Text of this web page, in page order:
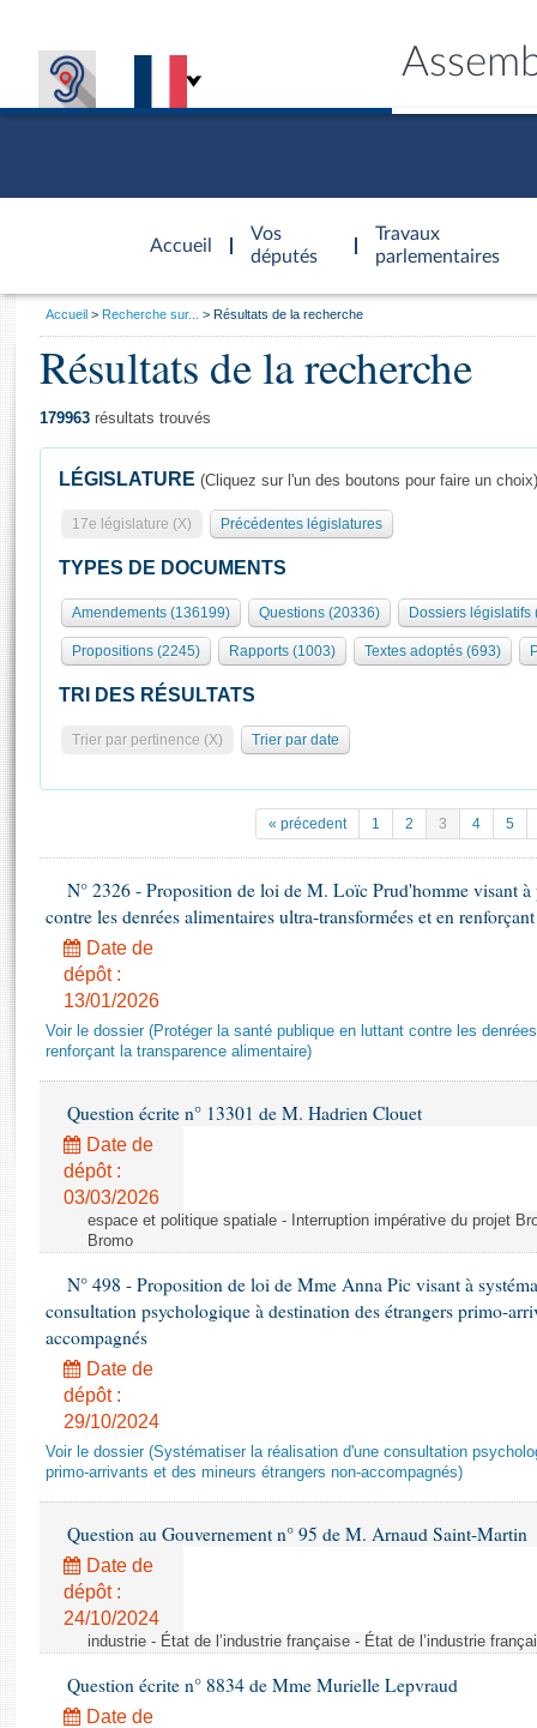
Accueil
d'accueil
Vos
députés
Travaux
parlementaires
Présidence
577 députés
Groupes politiques
Séance publique
Commissions et autres organes
Europe et International
Pétitions
Projets de loi
Propositions de loi
Amendements
Textes adoptés
Rapports d'information
Rapports d'enquête
Rapports législatifs
Rapports sur l'application des lois
Baromètre de l’application des lois
Dossiers législatifs
Questions écrites et orales
Comptes rendus des débats
Général
Rôle et pouvoirs de l'Assemblée
Organisation de l'Assemblée
Présidence Conférence des Présidents Bureau Collège des
Statistiques et chiffres clés
Documents de référence
( Constitution | Règlement de l'Assemblée ... )
Juniors
Anciennes législatures
Liens vers les sites publics
Visiter l'Assemblée
Visite virtuelle du palais Bourbon
Assister à une séance
Contacts et plan d'accès
Photos libres de droit
Vous
Accueil Recherche sur... Résultats de la recherche
Résultats de la recherche
179963 résultats trouvés
LÉGISLATURE (Cliquez sur l'un des boutons pour faire un choix)
17e législature (X) Précédentes législatures
TYPES DE DOCUMENTS
Amendements (136199) Questions (20336) Dossiers législatifs
Propositions (2245) Rapports (1003) Textes adoptés (693)
TRI DES RÉSULTATS
Trier par pertinence (X) Trier par date
« précedent 1 2 3 4 5
N° 2326 - Proposition de loi de M. Loïc Prud'homme visant
contre les denrées alimentaires ultra-transformées et en
Date de
dépôt :
13/01/2026
Voir le dossier (Protéger la santé publique en luttant contre les
renforçant la transparence alimentaire)
Question écrite n° 13301 de M. Hadrien Clouet
Date de
dépôt :
03/03/2026
espace et politique spatiale - Interruption impérative du projet
Bromo
N° 498 - Proposition de loi de Mme Anna Pic visant à
consultation psychologique à destination des étrangers primo-
accompagnés
Date de
dépôt :
29/10/2024
Voir le dossier (Systématiser la réalisation d'une consultation
primo-arrivants et des mineurs étrangers non-accompagnés)
Question au Gouvernement n° 95 de M. Arnaud Saint-Martin
Date de
dépôt :
24/10/2024
industrie - État de l’industrie française - État de l’industrie
Question écrite n° 8834 de Mme Murielle Lepvraud
Date de